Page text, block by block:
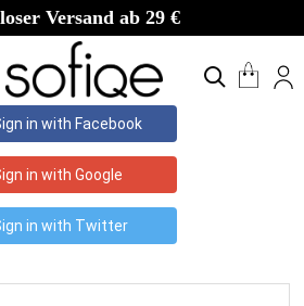
Versand ab 29 €
in with Facebook
in with Google
in with Twitter